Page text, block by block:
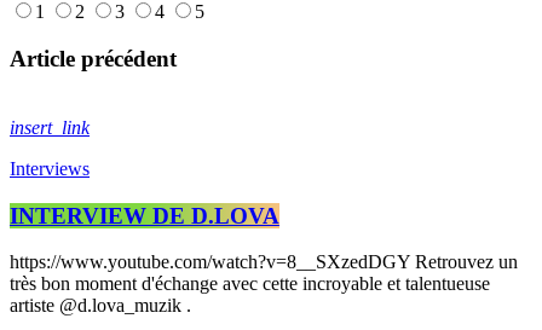
1
2 3 4 5
Article précédent
insert_link
Interviews
INTERVIEW DE D.LOVA
https://www.youtube.com/watch?v=8__SXzedDGY Retrouvez un
très bon moment d'échange avec cette incroyable et talentueuse
artiste @d.lova_muzik .